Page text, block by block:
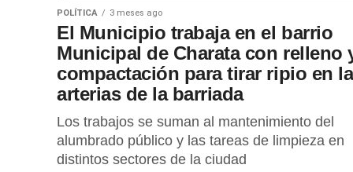
POLÍTICA 3 meses ago
El Municipio trabaja en el barrio
Municipal de Charata con relleno
compactación para tirar ripio en
arterias de la barriada
Los trabajos se suman al mantenimiento del
alumbrado público y las tareas de limpieza en
distintos sectores de la ciudad